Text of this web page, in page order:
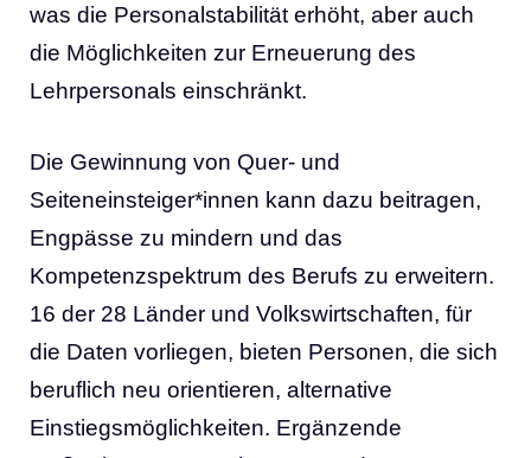
was die Personalstabilität erhöht, aber auch
die Möglichkeiten zur Erneuerung des
Lehrpersonals einschränkt.
Die Gewinnung von Quer- und
Seiteneinsteiger*innen kann dazu beitragen,
Engpässe zu mindern und das
Kompetenzspektrum des Berufs zu erweitern.
16 der 28 Länder und Volkswirtschaften, für
die Daten vorliegen, bieten Personen, die sich
beruflich neu orientieren, alternative
Einstiegsmöglichkeiten. Ergänzende